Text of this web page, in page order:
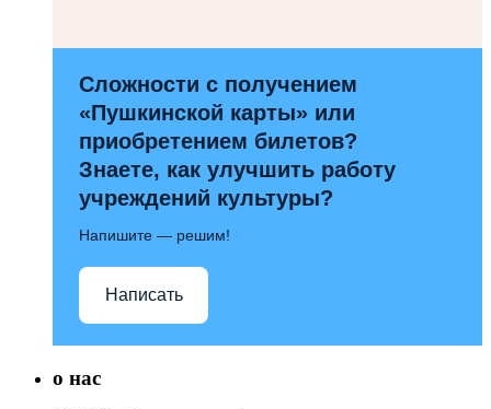
Сложности с получением
«Пушкинской карты» или
приобретением билетов?
Знаете, как улучшить работу
учреждений культуры?
Напишите — решим!
Написать
о нас